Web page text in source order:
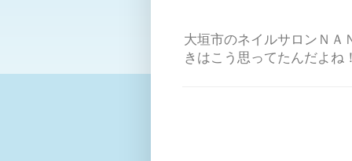
大垣市のネイルサロンＮＡ
きはこう思ってたんだよ